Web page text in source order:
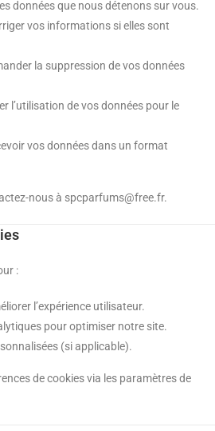
données que nous détenons sur vous.
vos informations si elles sont
la suppression de vos données
l’utilisation de vos données pour le
vos données dans un format
nous à spcparfums@free.fr.
:
l’expérience utilisateur.
pour optimiser notre site.
(si applicable).
de cookies via les paramètres de